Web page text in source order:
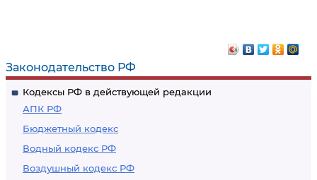
Законодательство РФ
Кодексы РФ в действующей редакции
АПК РФ
Бюджетный кодекс
Водный кодекс РФ
Воздушный кодекс РФ
трудовом арбитраже
примирительных
процедурах